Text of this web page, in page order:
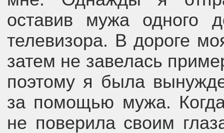
оставив мужа одного
телевизора. В дороге
затем не завелась
поэтому я была
за помощью мужа.
не поверила своим